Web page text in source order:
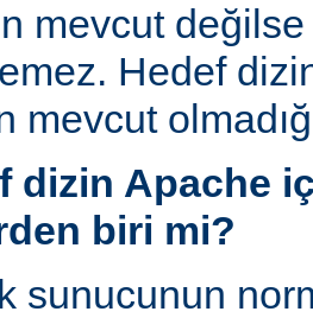
mevcut değilse
Hedef
mevcut
dizin Apache
biri mi?
sunucunun